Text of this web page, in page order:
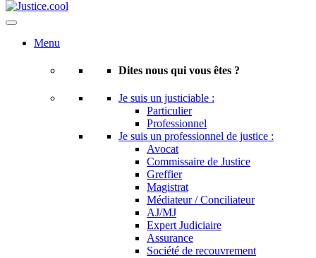
Menu
Dites nous qui vous êtes ?
Je suis un justiciable :
Particulier
Professionnel
Je suis un professionnel de justice :
Avocat
Commissaire de Justice
Greffier
Magistrat
Médiateur / Conciliateur
AJ/MJ
Expert Judiciaire
Assurance
Société de recouvrement